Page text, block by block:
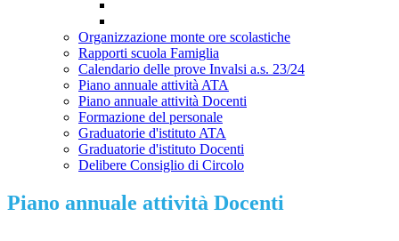
Organizzazione monte ore scolastiche
Rapporti scuola Famiglia
Calendario delle prove Invalsi a.s. 23/24
Piano annuale attività ATA
Piano annuale attività Docenti
Formazione del personale
Graduatorie d'istituto ATA
Graduatorie d'istituto Docenti
Delibere Consiglio di Circolo
Piano annuale attività Docenti